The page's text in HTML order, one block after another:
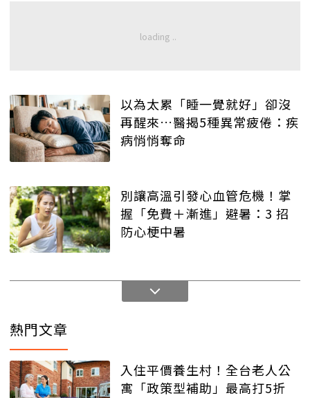
以為太累「睡一覺就好」卻沒
再醒來…醫揭5種異常疲倦：疾
病悄悄奪命
別讓高溫引發心血管危機！掌
握「免費＋漸進」避暑：3 招
防心梗中暑
熱門文章
入住平價養生村！全台老人公
寓「政策型補助」最高打5折